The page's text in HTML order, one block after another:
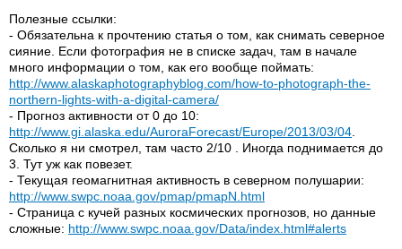
Полезные ссылки:
- Обязательна к прочтению статья о том, как снимать северное
сияние. Если фотография не в списке задач, там в начале
много информации о том, как его вообще поймать:
http://www.alaskaphotographyblog.com/how-to-photograph-the-
northern-lights-with-a-digital-camera/
- Прогноз активности от 0 до 10:
http://www.gi.alaska.edu/AuroraForecast/Europe/2013/03/04
Сколько я ни смотрел, там часто 2/10 . Иногда поднимается до
3. Тут уж как повезет.
- Текущая геомагнитная активность в северном полушарии:
http://www.swpc.noaa.gov/pmap/pmapN.html
- Страница с кучей разных космических прогнозов, но данные
сложные: http://www.swpc.noaa.gov/Data/index.html#alerts